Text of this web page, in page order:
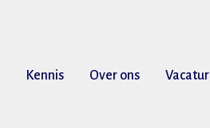
Kennis Over ons